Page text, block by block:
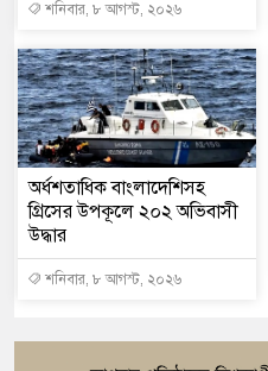
শনিবার, ৮ আগস্ট, ২০২৬
অর্ধশতাধিক বাংলাদেশিসহ
গ্রিসের উপকূলে ২০২ অভিবাসী
উদ্ধার
শনিবার, ৮ আগস্ট, ২০২৬